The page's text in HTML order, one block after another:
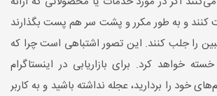
و به طور مکرر و پشت سر هم پست بگذارند
را جلب کنند. این تصور اشتباهی است چرا که
خواهد کرد. برای بازاریابی در اینستاگرام
خود را بردارید، عجله نداشته باشید و به کاربر